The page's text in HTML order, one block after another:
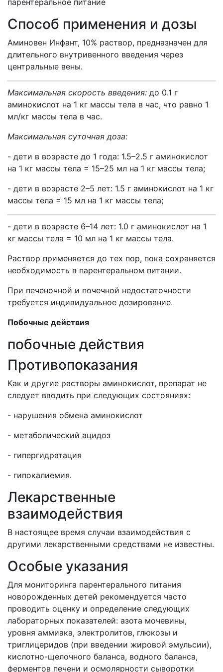
парентеральное питание
Способ применения и дозы
Аминовен Инфант, 10% раствор, предназначен для
длительного внутривенного введения через
центральные вены.
Максимальная скорость введения: до 0.1 г
аминокислот на 1 кг массы тела в час, что равно 1
мл/кг массы тела в час.
Максимальная суточная доза:
- дети в возрасте до 1 года: 1.5–2.5 г аминокислот
на 1 кг массы тела = 15–25 мл на 1 кг массы тела;
- дети в возрасте 2–5 лет: 1.5 г аминокислот на 1 кг
массы тела = 15 мл на 1 кг массы тела;
- дети в возрасте 6–14 лет: 1.0 г аминокислот на 1
кг массы тела = 10 мл на 1 кг массы тела.
Раствор применяется до тех пор, пока сохраняется
необходимость в парентеральном питании.
При печеночной и почечной недостаточности
требуется индивидуальное дозирование.
Побочные действия
побочные действия
Противопоказания
Как и другие растворы аминокислот, препарат не
следует вводить при следующих состояниях:
- нарушения обмена аминокислот
- метаболический ацидоз
- гипергидратация
- гипокалиемия.
Лекарственные
взаимодействия
В настоящее время случаи взаимодействия с
другими лекарственными средствами не известны.
Особые указания
Для мониторинга парентерального питания
новорожденных детей рекомендуется часто
проводить оценку и определение следующих
лабораторных показателей: азота мочевины,
уровня аммиака, электролитов, глюкозы и
триглицеридов (при введении жировой эмульсии),
кислотно-щелочного баланса, водного баланса,
ферментов печени и осмолярности сыворотки